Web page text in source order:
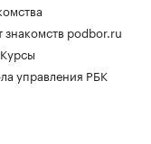
знакомств podbor.ru
управления РБК